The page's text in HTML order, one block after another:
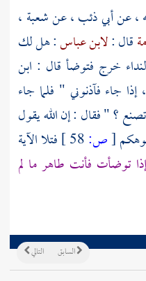
، عنأبي ذئب، عنشعبة ،
قال :لابن عباس: هل لك
خرج فتوضأ قال : ابن
جاء فآذنوني " فلما جاء
؟ " فقال : إن الله يقول
[ص:
فتلا الآية
إذا توضأت فأنت طاهر ما لم
التالي السابق